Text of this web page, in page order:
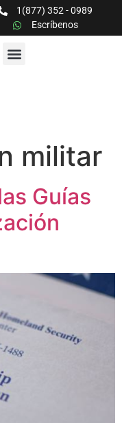
1(877) 352 - 0989
Escríbenos
militar
Guías